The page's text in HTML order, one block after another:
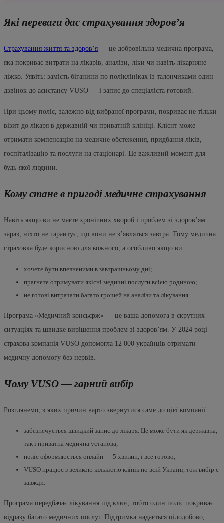
Які переваги дає страхування здоров’я
Страхування життя та здоров’я — це добровільна медична програма,
яка покриває витрати на лікарів, аналізи, ліки чи навіть лікарняне
ліжко. Уявіть: замість біганини по поліклініках із талончиками один
дзвінок до асистансу VUSO — і запис до спеціаліста готовий.
При цьому поліс, залежно від вибраної програми, покриває не тільки
візит до лікаря в державній чи приватній клініці. Клієнт може
отримати компенсацію на медичне обстеження, придбання ліків,
госпіталізацію та послуги на стаціонарі. Це важливий момент для
будь-якої людини.
Кому стане в пригоді медичне страхування
Навіть якщо ви не маєте хронічних хвороб і проблем зі здоровʼям
зараз, ніхто не гарантує, що вони не зʼявляться завтра. Тому медична
страховка буде корисною для кожного, а особливо якщо ви:
хочете бути впевненими в завтрашньому дні;
прагнете отримувати якісні медичні послуги всією родиною;
не готові витрачати багато грошей на аналізи та лікування.
Програма «Медичний консьєрж» — це ваша допомога в скрутних
ситуаціях та швидке вирішення проблем зі здоровʼям. У 2024 році
страхова компанія VUSO допомогла 12 000 українців отримати
медичну допомогу без нервів.
Чому VUSO — гарний вибір
Розглянемо, з яких причин варто звернутися саме до цієї компанії:
забезпечується швидкий запис до лікаря. Це може бути як державна,
так і приватна медична установа;
поліс оформлюється онлайн — 5 хвилин, і все готово;
VUSO працює з великою кількістю клінік по всій Україні, тож вибір є
завжди.
Програма передбачає лікування під ключ, тобто один поліс покриває
відразу багато медичних послуг. Підтримка надається цілодобово,